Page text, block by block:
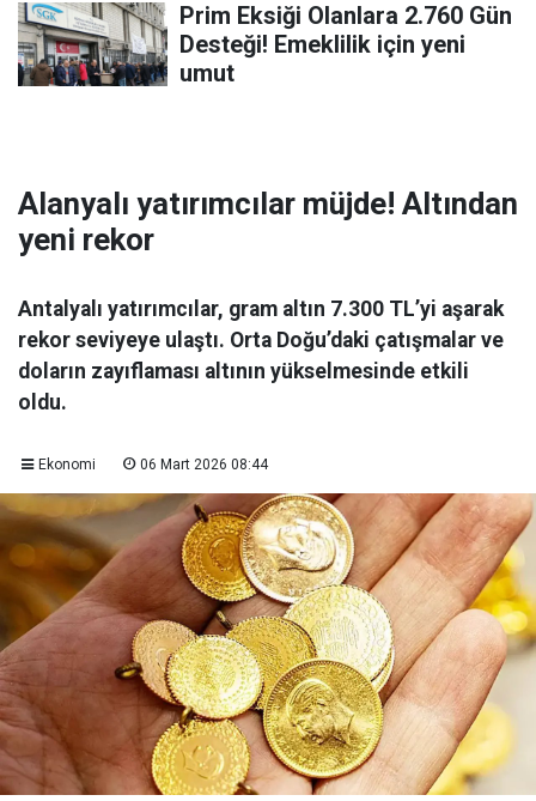
Prim Eksiği Olanlara 2.760 Gün
Desteği! Emeklilik için yeni
umut
Alanyalı yatırımcılar müjde! Altından
yeni rekor
Antalyalı yatırımcılar, gram altın 7.300 TL’yi aşarak
rekor seviyeye ulaştı. Orta Doğu’daki çatışmalar ve
doların zayıflaması altının yükselmesinde etkili
oldu.
Ekonomi 06 Mart 2026 08:44